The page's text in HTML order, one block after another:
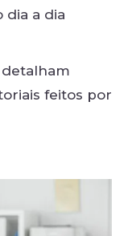
dia a dia
detalham
feitos por